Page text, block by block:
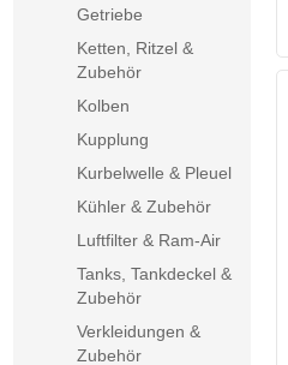
Getriebe
Ketten, Ritzel &
Zubehör
Kolben
Kupplung
Kurbelwelle & Pleuel
Kühler & Zubehör
Luftfilter & Ram-Air
Tanks, Tankdeckel &
Zubehör
Verkleidungen &
Zubehör